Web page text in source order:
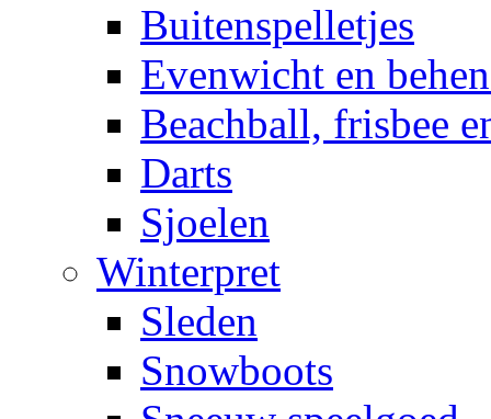
Buitenspelletjes
Evenwicht en
Beachball, frisbee
Darts
Sjoelen
Winterpret
Sleden
Snowboots